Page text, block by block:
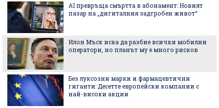
AI превръща смъртта в абонамент: Новият
пазар на „дигиталния задгробен живот“
Илон Мъск иска да разбие всички мобилни
оператори, но планът му е много рисков
Без луксозни марки и фармацевтични
гиганти: Десетте европейски компании с
най-високи акции